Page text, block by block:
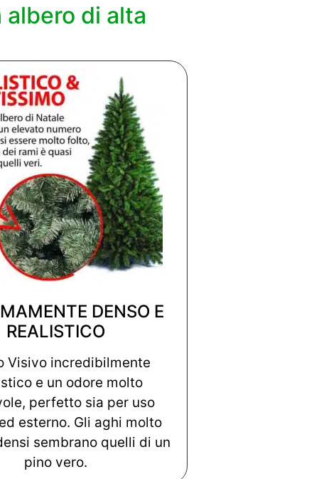
di alta
DENSO E
REALISTICO
Visivo incredibilmente
e un odore molto
perfetto sia per uso
esterno. Gli aghi molto
sembrano quelli di un
pino vero.